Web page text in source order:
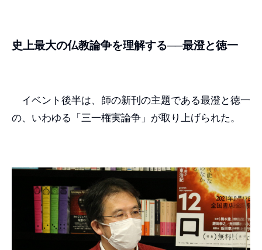
史上最大の仏教論争を理解する──最澄と徳一
イベント後半は、師の新刊の主題である最澄と徳一
の、いわゆる「三一権実論争」が取り上げられた。